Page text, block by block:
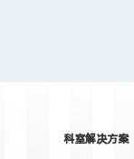
科室解决方案